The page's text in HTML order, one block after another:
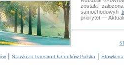
została
samochodowyh
priorytet —
| Stawki za transport ładunków Polska | Stawki